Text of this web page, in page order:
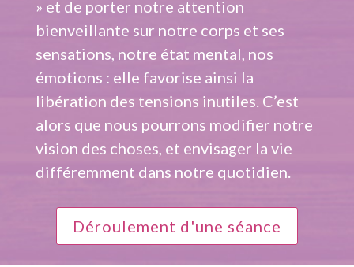
» et de porter notre attention
bienveillante sur notre corps et ses
sensations, notre état mental, nos
émotions : elle favorise ainsi la
libération des tensions inutiles. C’est
alors que nous pourrons modifier notre
vision des choses, et envisager la vie
différemment dans notre quotidien.
Déroulement d'une séance